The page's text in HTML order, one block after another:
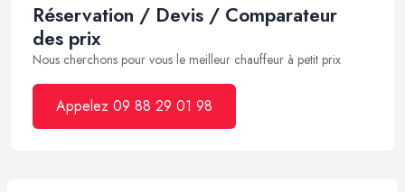
Réservation / Devis / Comparateur
des prix
Nous cherchons pour vous le meilleur chauffeur à petit prix
Appelez 09 88 29 01 98